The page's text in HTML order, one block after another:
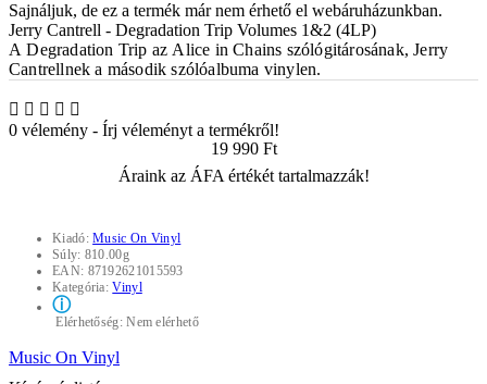
Sajnáljuk, de ez a termék már nem érhető el webáruházunkban.
Jerry Cantrell - Degradation Trip Volumes 1&2 (4LP)
ADegradation Trip az Alice in Chains szólógitárosának, Jerry
Cantrellnek a második szólóalbuma vinylen.
0 vélemény - Írj véleményt a termékről!
19 990 Ft
Áraink az ÁFA értékét tartalmazzák!
Kiadó:Music On Vinyl
Súly: 810.00g
EAN: 87192621015593
Kategória:Vinyl
ⓘ
Elérhetőség:Nem elérhető
Music On Vinyl